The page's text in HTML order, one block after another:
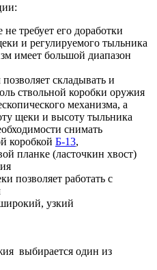
требует его доработки
и регулируемого тыльника
имеет большой диапазон
складывать и
ствольной коробки оружия
механизма, а
щеки и высоту тыльника
снимать
коробкой Б-13,
планке (ласточкин хвост)
позволяет работать с
узкий
выбирается один из